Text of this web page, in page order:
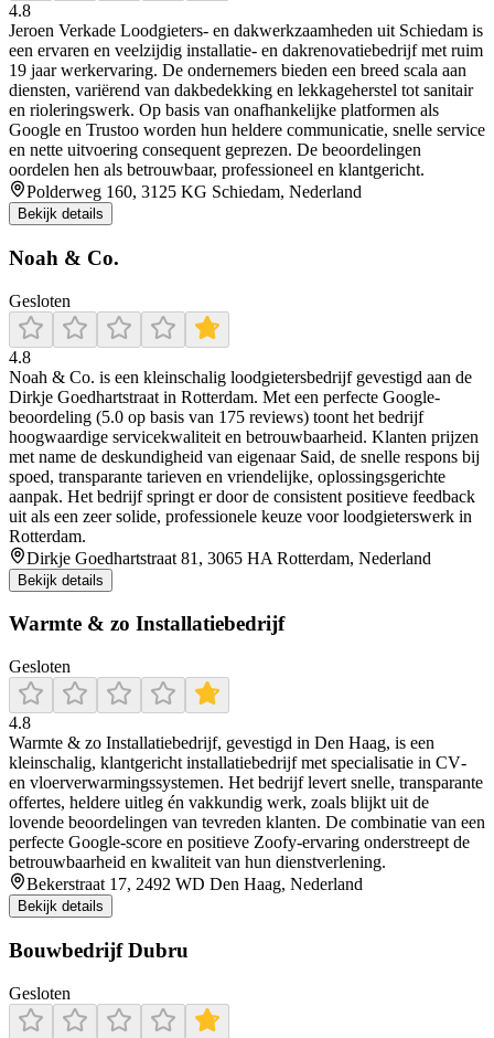
4.8
Jeroen Verkade Loodgieters‑ en dakwerkzaamheden uit Schiedam is
een ervaren en veelzijdig installatie- en dakrenovatiebedrijf met ruim
19 jaar werkervaring. De ondernemers bieden een breed scala aan
diensten, variërend van dakbedekking en lekkageherstel tot sanitair
en rioleringswerk. Op basis van onafhankelijke platformen als
Google en Trustoo worden hun heldere communicatie, snelle service
en nette uitvoering consequent geprezen. De beoordelingen
oordelen hen als betrouwbaar, professioneel en klantgericht.
Polderweg 160, 3125 KG Schiedam, Nederland
Bekijk details
Noah & Co.
Gesloten
4.8
Noah & Co. is een kleinschalig loodgietersbedrijf gevestigd aan de
Dirkje Goedhartstraat in Rotterdam. Met een perfecte Google-
beoordeling (5.0 op basis van 175 reviews) toont het bedrijf
hoogwaardige servicekwaliteit en betrouwbaarheid. Klanten prijzen
met name de deskundigheid van eigenaar Said, de snelle respons bij
spoed, transparante tarieven en vriendelijke, oplossingsgerichte
aanpak. Het bedrijf springt er door de consistent positieve feedback
uit als een zeer solide, professionele keuze voor loodgieterswerk in
Rotterdam.
Dirkje Goedhartstraat 81, 3065 HA Rotterdam, Nederland
Bekijk details
Warmte & zo Installatiebedrijf
Gesloten
4.8
Warmte & zo Installatiebedrijf, gevestigd in Den Haag, is een
kleinschalig, klantgericht installatiebedrijf met specialisatie in CV‑
en vloerverwarmingssystemen. Het bedrijf levert snelle, transparante
offertes, heldere uitleg én vakkundig werk, zoals blijkt uit de
lovende beoordelingen van tevreden klanten. De combinatie van een
perfecte Google‑score en positieve Zoofy‑ervaring onderstreept de
betrouwbaarheid en kwaliteit van hun dienstverlening.
Bekerstraat 17, 2492 WD Den Haag, Nederland
Bekijk details
Bouwbedrijf Dubru
Gesloten